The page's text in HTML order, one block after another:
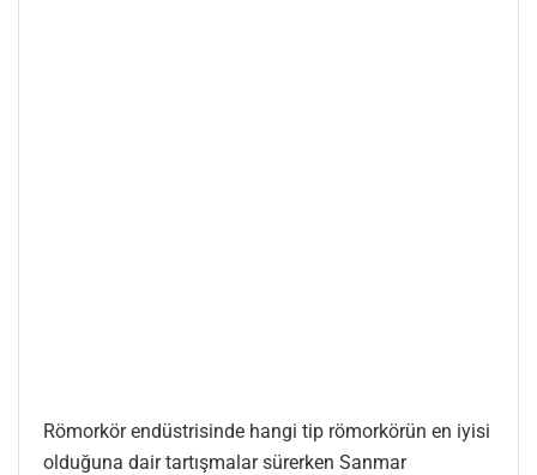
Römorkör endüstrisinde hangi tip römorkörün en iyisi
olduğuna dair tartışmalar sürerken Sanmar